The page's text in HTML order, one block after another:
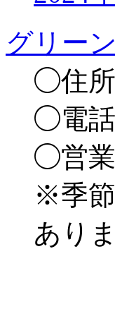
グリー
◯住所
◯電話
◯営業
※季
あり